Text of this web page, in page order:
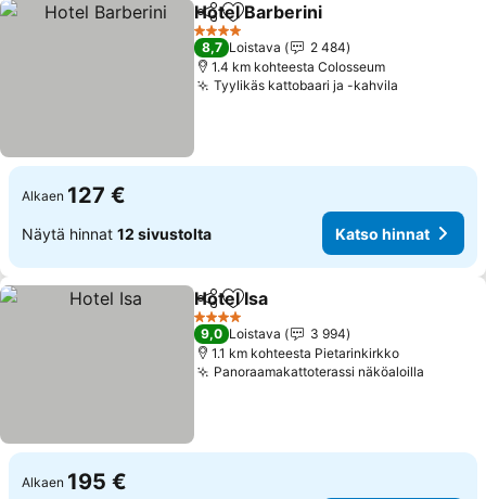
Jaa Lisää suosikkeihin
Hotel Barberini
4 Tähtiluokitus
8,7 Loistava
2 484
1.4 km kohteesta Colosseum
Tyylikäs kattobaari ja -kahvila
Alkaen 127 €
Näytä hinnat 12 sivustolta Katso hinnat
Jaa Lisää suosikkeihin
Hotel Isa
4 Tähtiluokitus
9,0 Loistava
3 994
1.1 km kohteesta Pietarinkirkko
Panoraamakattoterassi näköaloilla
Alkaen 195 €